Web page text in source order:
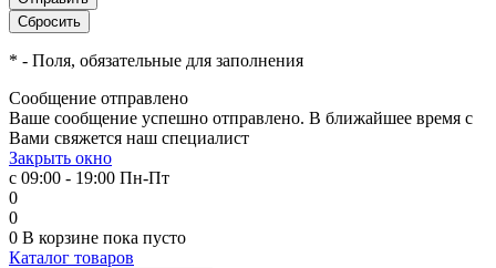
* - Поля, обязательные для заполнения
Сообщение отправлено
Ваше сообщение успешно отправлено. В ближайшее время с
Вами свяжется наш специалист
Закрыть окно
с 09:00 - 19:00 Пн-Пт
0
0
0 В корзине пока пусто
Каталог товаров